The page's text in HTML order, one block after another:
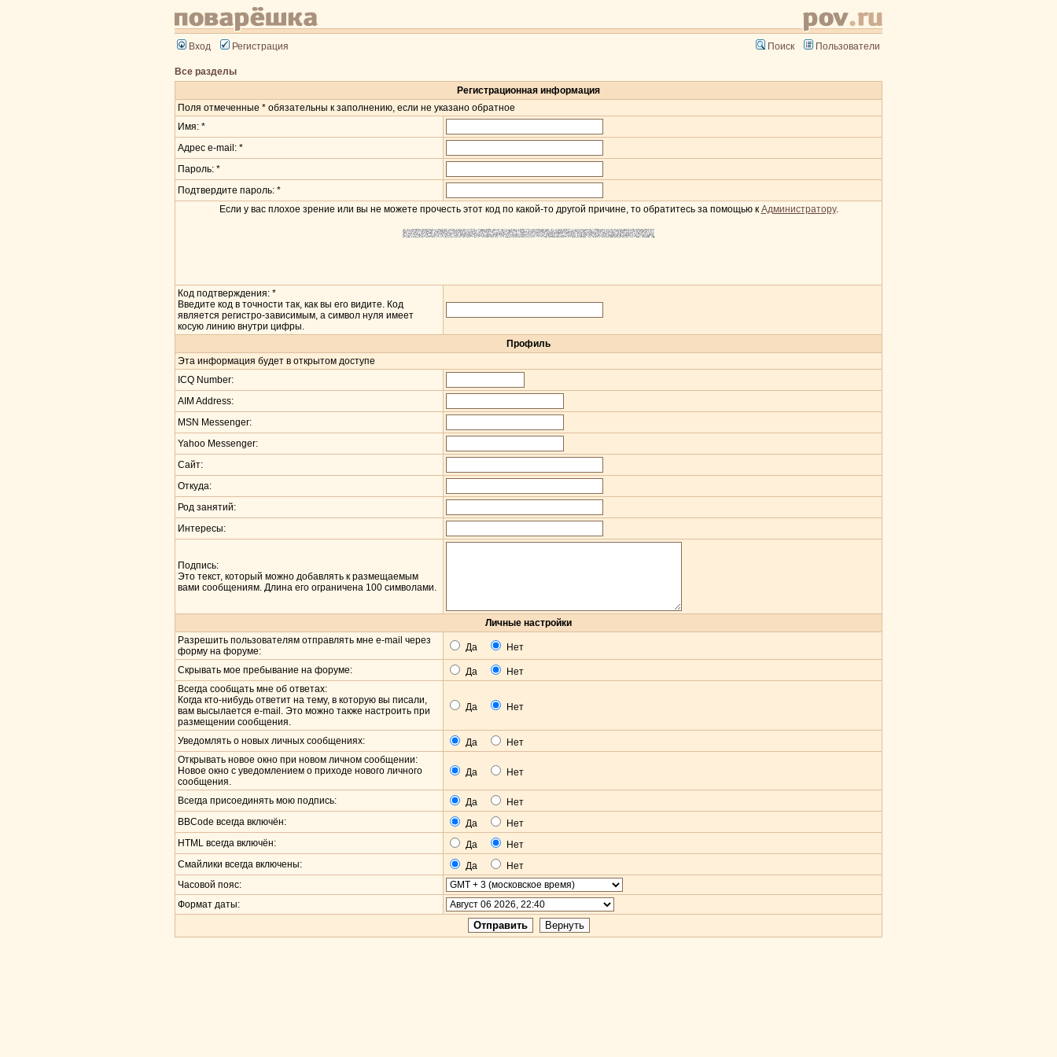
Вход Регистрация Поиск Пользователи
Все разделы
Регистрационная информация
Поля отмеченные * обязательны к заполнению, если не указано обратное
Имя: *
Адрес e-mail: *
Пароль: *
Подтвердите пароль: *
Если у вас плохое зрение или вы не можете прочесть этот код по какой-то другой причине, то обратитесь за помощью к Администратору.
Код подтверждения: *
Введите код в точности так, как вы его видите. Код
является регистро-зависимым, а символ нуля имеет
косую линию внутри цифры.
Профиль
Эта информация будет в открытом доступе
ICQ Number:
AIM Address:
MSN Messenger:
Yahoo Messenger:
Сайт:
Откуда:
Род занятий:
Интересы:
Подпись:
Это текст, который можно добавлять к размещаемым
вами сообщениям. Длина его ограничена 100 символами.
Личные настройки
Разрешить пользователям отправлять мне e-mail через
форму на форуме:
Да Нет
Скрывать мое пребывание на форуме: Да
Нет
Всегда сообщать мне об ответах:
Когда кто-нибудь ответит на тему, в которую вы писали,
вам высылается e-mail. Это можно также настроить при
размещении сообщения.
Да Нет
Уведомлять о новых личных сообщениях: Да
Нет
Открывать новое окно при новом личном сообщении:
Новое окно с уведомлением о приходе нового личного
сообщения.
Да Нет
Всегда присоединять мою подпись: Да
Нет
BBCode всегда включён:
Да
Нет
HTML всегда включён:
Да
Нет
Смайлики всегда включены:
Да
Нет
Часовой пояс:
Формат даты: